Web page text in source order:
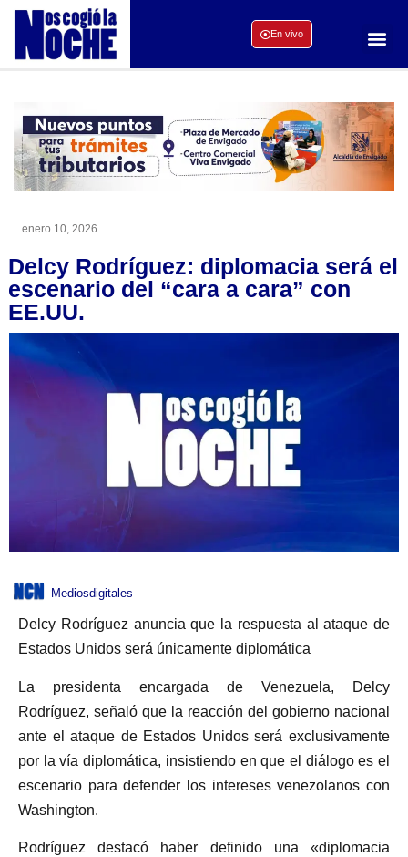
En vivo
enero 10, 2026
Delcy Rodríguez: diplomacia será el
escenario del “cara a cara” con
EE.UU.
Mediosdigitales
Delcy Rodríguez anuncia que la respuesta al ataque de
Estados Unidos será únicamente diplomática
La presidenta encargada de Venezuela, Delcy
Rodríguez, señaló que la reacción del gobierno nacional
ante el ataque de Estados Unidos será exclusivamente
por la vía diplomática, insistiendo en que el diálogo es el
escenario para defender los intereses venezolanos con
Washington.
Rodríguez destacó haber definido una «diplomacia